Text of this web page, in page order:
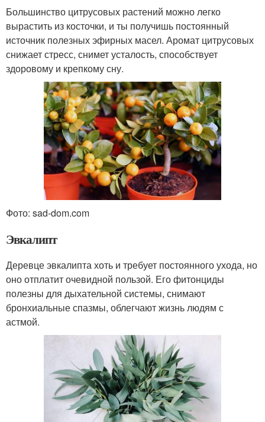
Большинство цитрусовых растений можно легко
вырастить из косточки, и ты получишь постоянный
источник полезных эфирных масел. Аромат цитрусовых
снижает стресс, снимет усталость, способствует
здоровому и крепкому сну.
Фото: sad-dom.com
Эвкалипт
Деревце эвкалипта хоть и требует постоянного ухода, но
оно отплатит очевидной пользой. Его фитонциды
полезны для дыхательной системы, снимают
бронхиальные спазмы, облегчают жизнь людям с
астмой.